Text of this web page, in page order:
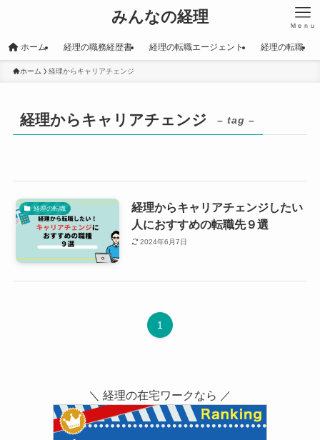
みんなの経理 Ｍｅｎｕ
ホーム 経理の職務経歴書 経理の転職エージェント 経理の転職
ホーム 経理からキャリアチェンジ
経理からキャリアチェンジ – tag –
経理の転職
経理からキャリアチェンジしたい
人におすすめの転職先９選
2024年6月7日
1
＼ 経理の在宅ワークなら ／